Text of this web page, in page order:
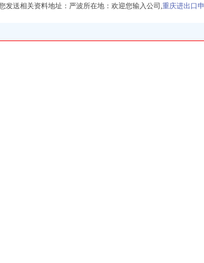
发送相关资料地址：严波所在地：欢迎您输入公司,重庆进出口